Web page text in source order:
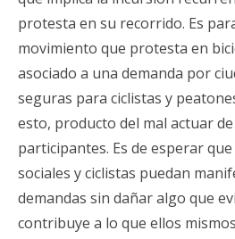
protesta en su recorrido. Es
movimiento que protesta en
asociado a una demanda por
seguras para ciclistas y
esto, producto del mal actuar
participantes. Es de esperar
sociales y ciclistas puedan
demandas sin dañar algo que
contribuye a lo que ellos